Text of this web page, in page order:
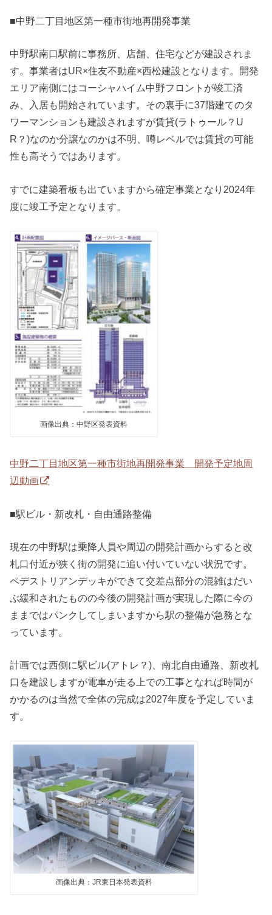
■中野二丁目地区第一種市街地再開発事業
中野駅南口駅前に事務所、店舗、住宅などが建設されま
す。事業者はUR×住友不動産×西松建設となります。開発
エリア南側にはコーシャハイム中野フロントが竣工済
み、入居も開始されています。その裏手に37階建てのタ
ワーマンションも建設されますが賃貸(ラトゥール？U
R？)なのか分譲なのかは不明、噂レベルでは賃貸の可能
性も高そうではあります。
すでに建築看板も出ていますから確定事業となり2024年
度に竣工予定となります。
画像出典：中野区発表資料
中野二丁目地区第一種市街地再開発事業 開発予定地周
辺動画
■駅ビル・新改札・自由通路整備
現在の中野駅は乗降人員や周辺の開発計画からすると改
札口付近が狭く街の開発に追い付いていない状況です。
ペデストリアンデッキができて交差点部分の混雑はだい
ぶ緩和されたものの今後の開発計画が実現した際に今の
ままではパンクしてしまいますから駅の整備が急務とな
っています。
計画では西側に駅ビル(アトレ？)、南北自由通路、新改札
口を建設しますが電車が走る上での工事となれば時間が
かかるのは当然で全体の完成は2027年度を予定していま
す。
画像出典：JR東日本発表資料